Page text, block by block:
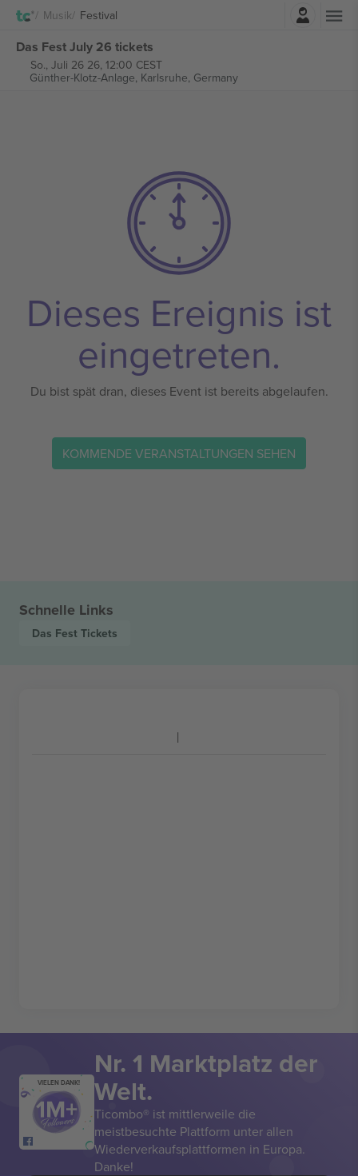
Musik Festival
Das Fest July 26 tickets
So., Juli 26 26, 12:00 CEST
Günther-Klotz-Anlage, Karlsruhe, Germany
Dieses Ereignis ist
eingetreten.
Du bist spät dran, dieses Event ist bereits abgelaufen.
KOMMENDE VERANSTALTUNGEN SEHEN
Schnelle Links
Das Fest Tickets
VIELEN DANK!
Nr. 1 Marktplatz der
Welt.
Ticombo® ist mittlerweile die
meistbesuchte Plattform unter allen
Wiederverkaufsplattformen in Europa.
Danke!